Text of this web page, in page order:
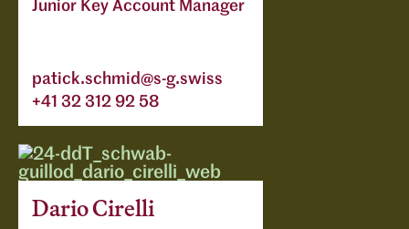
Junior Key Account Manager
patick.schmid@s-g.swiss
+41 32 312 92 58
Dario Cirelli